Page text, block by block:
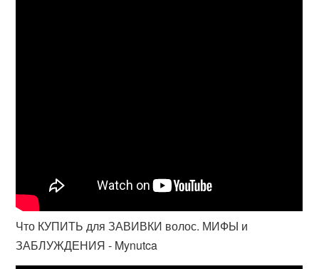
Что КУПИТЬ для ЗАВИВКИ волос. МИФЫ и
ЗАБЛУЖДЕНИЯ - Mynutca